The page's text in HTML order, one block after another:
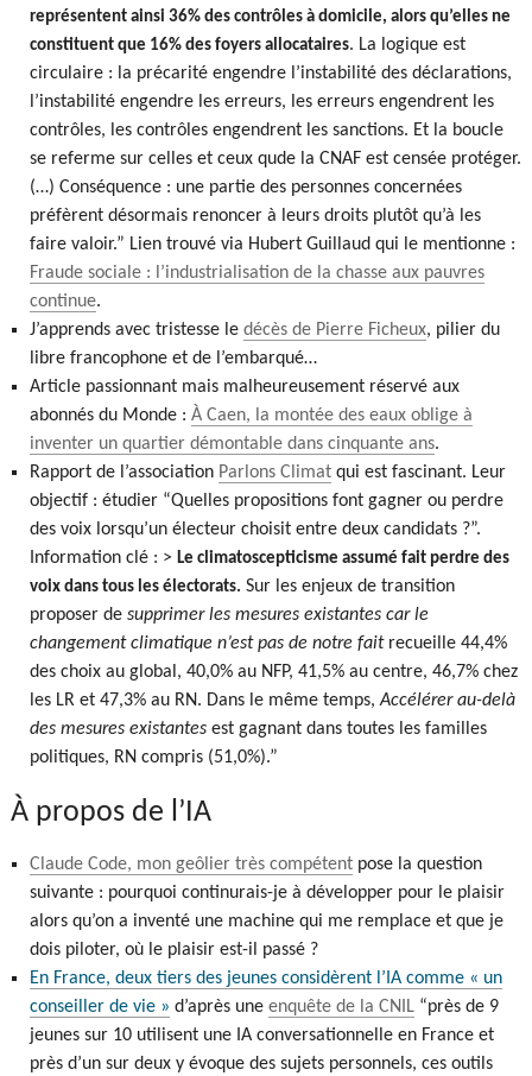
représentent ainsi 36% des contrôles à domicile, alors qu’elles ne
constituent que 16% des foyers allocataires. La logique est
circulaire : la précarité engendre l’instabilité des déclarations,
l’instabilité engendre les erreurs, les erreurs engendrent les
contrôles, les contrôles engendrent les sanctions. Et la boucle
se referme sur celles et ceux qude la CNAF est censée protéger.
(…) Conséquence : une partie des personnes concernées
préfèrent désormais renoncer à leurs droits plutôt qu’à les
faire valoir.” Lien trouvé via Hubert Guillaud qui le mentionne :
Fraude sociale : l’industrialisation de la chasse aux pauvres
continue.
J’apprends avec tristesse le décès de Pierre Ficheux, pilier du
libre francophone et de l’embarqué…
Article passionnant mais malheureusement réservé aux
abonnés du Monde : À Caen, la montée des eaux oblige à
inventer un quartier démontable dans cinquante ans.
Rapport de l’association Parlons Climatqui est fascinant. Leur
objectif : étudier “Quelles propositions font gagner ou perdre
des voix lorsqu’un électeur choisit entre deux candidats ?”.
Information clé : > Le climatoscepticisme assumé fait perdre des
voix dans tous les électorats. Sur les enjeux de transition
proposer de supprimer les mesures existantes car le
changement climatique n’est pas de notre faitrecueille 44,4%
des choix au global, 40,0% au NFP, 41,5% au centre, 46,7% chez
les LR et 47,3% au RN. Dans le même temps,Accélérer au-delà
des mesures existantesest gagnant dans toutes les familles
politiques, RN compris (51,0%).”
À propos de l’IA
Claude Code, mon geôlier très compétentpose la question
suivante : pourquoi continurais-je à développer pour le plaisir
alors qu’on a inventé une machine qui me remplace et que je
dois piloter, où le plaisir est-il passé ?
En France, deux tiers des jeunes considèrent l’IA comme « un
conseiller de vie » d’après une enquête de la CNIL“près de 9
jeunes sur 10 utilisent une IA conversationnelle en France et
près d’un sur deux y évoque des sujets personnels, ces outils